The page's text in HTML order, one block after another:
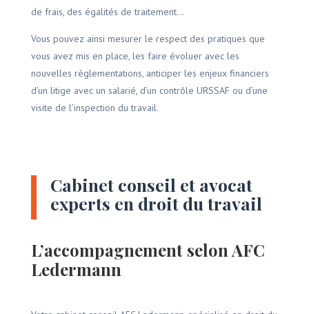
de frais, des égalités de traitement…
Vous pouvez ainsi mesurer le respect des pratiques que
vous avez mis en place, les faire évoluer avec les
nouvelles règlementations, anticiper les enjeux financiers
d’un litige avec un salarié, d’un contrôle URSSAF ou d’une
visite de l’inspection du travail.
Cabinet conseil et avocat
experts en droit du travail
L’accompagnement selon AFC
Ledermann